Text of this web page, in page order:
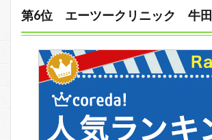
第6位 エーツークリニック 牛田